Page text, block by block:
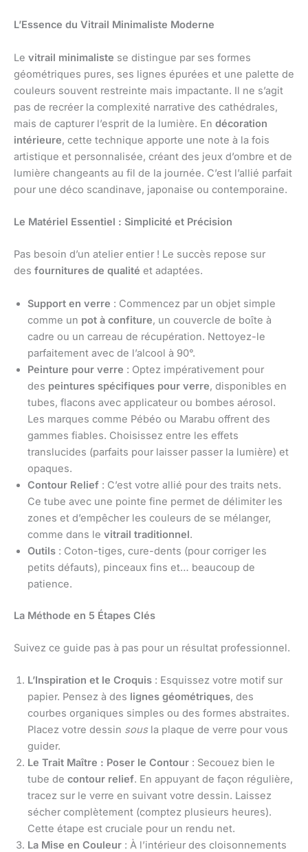
L’Essence du Vitrail Minimaliste Moderne
Le vitrail minimaliste se distingue par ses formes
géométriques pures, ses lignes épurées et une palette de
couleurs souvent restreinte mais impactante. Il ne s’agit
pas de recréer la complexité narrative des cathédrales,
mais de capturer l’esprit de la lumière. En décoration
intérieure, cette technique apporte une note à la fois
artistique et personnalisée, créant des jeux d’ombre et de
lumière changeants au fil de la journée. C’est l’allié parfait
pour une déco scandinave, japonaise ou contemporaine.
Le Matériel Essentiel : Simplicité et Précision
Pas besoin d’un atelier entier ! Le succès repose sur
des fournitures de qualité et adaptées.
Support en verre : Commencez par un objet simple
comme un pot à confiture, un couvercle de boîte à
cadre ou un carreau de récupération. Nettoyez-le
parfaitement avec de l’alcool à 90°.
Peinture pour verre : Optez impérativement pour
des peintures spécifiques pour verre, disponibles en
tubes, flacons avec applicateur ou bombes aérosol.
Les marques comme Pébéo ou Marabu offrent des
gammes fiables. Choisissez entre les effets
translucides (parfaits pour laisser passer la lumière) et
opaques.
Contour Relief : C’est votre allié pour des traits nets.
Ce tube avec une pointe fine permet de délimiter les
zones et d’empêcher les couleurs de se mélanger,
comme dans le vitrail traditionnel.
Outils : Coton-tiges, cure-dents (pour corriger les
petits défauts), pinceaux fins et… beaucoup de
patience.
La Méthode en 5 Étapes Clés
Suivez ce guide pas à pas pour un résultat professionnel.
L’Inspiration et le Croquis : Esquissez votre motif sur
papier. Pensez à des lignes géométriques, des
courbes organiques simples ou des formes abstraites.
Placez votre dessin sousla plaque de verre pour vous
guider.
Le Trait Maître : Poser le Contour : Secouez bien le
tube de contour relief. En appuyant de façon régulière,
tracez sur le verre en suivant votre dessin. Laissez
sécher complètement (comptez plusieurs heures).
Cette étape est cruciale pour un rendu net.
La Mise en Couleur : À l’intérieur des cloisonnements